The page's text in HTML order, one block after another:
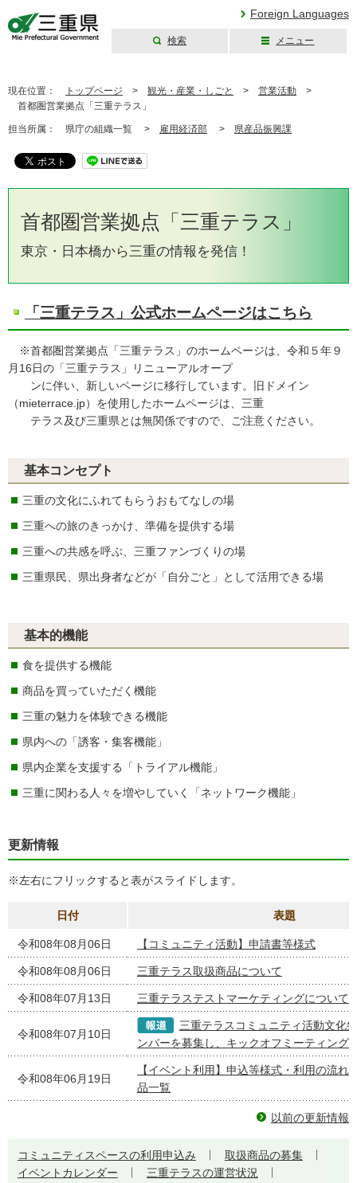
Foreign Languages
検索 メニュー
現在位置： トップページ > 観光・産業・しごと > 営業活動 >
首都圏営業拠点「三重テラス」
担当所属： 県庁の組織一覧 > 雇用経済部 > 県産品振興課
首都圏営業拠点「三重テラス」
東京・日本橋から三重の情報を発信！
「三重テラス」公式ホームページはこちら
※首都圏営業拠点「三重テラス」のホームページは、令和５年９
月16日の「三重テラス」リニューアルオープ
ンに伴い、新しいページに移行しています。旧ドメイン
（mieterrace.jp）を使用したホームページは、三重
テラス及び三重県とは無関係ですので、ご注意ください。
基本コンセプト
三重の文化にふれてもらうおもてなしの場
三重への旅のきっかけ、準備を提供する場
三重への共感を呼ぶ、三重ファンづくりの場
三重県民、県出身者などが「自分ごと」として活用できる場
基本的機能
食を提供する機能
商品を買っていただく機能
三重の魅力を体験できる機能
県内への「誘客・集客機能」
県内企業を支援する「トライアル機能」
三重に関わる人々を増やしていく「ネットワーク機能」
更新情報
※左右にフリックすると表がスライドします。
日付 表題
令和08年08月06日 【コミュニティ活動】申請書等様式
令和08年08月06日 三重テラス取扱商品について
令和08年07月13日 三重テラステストマーケティングについて
令和08年07月10日
三重テラスコミュニティ活動文化
ンバーを募集し、キックオフミーティング
令和08年06月19日
【イベント利用】申込等様式・利用の流れ
品一覧
以前の更新情報
コミュニティスペースの利用申込み
取扱商品の募集
イベントカレンダー
三重テラスの運営状況